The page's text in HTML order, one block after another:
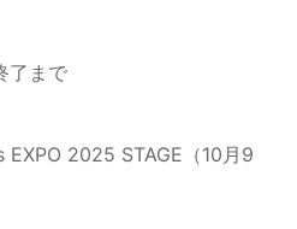
了まで
2025 STAGE（10月9